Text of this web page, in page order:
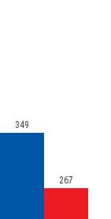
349
267